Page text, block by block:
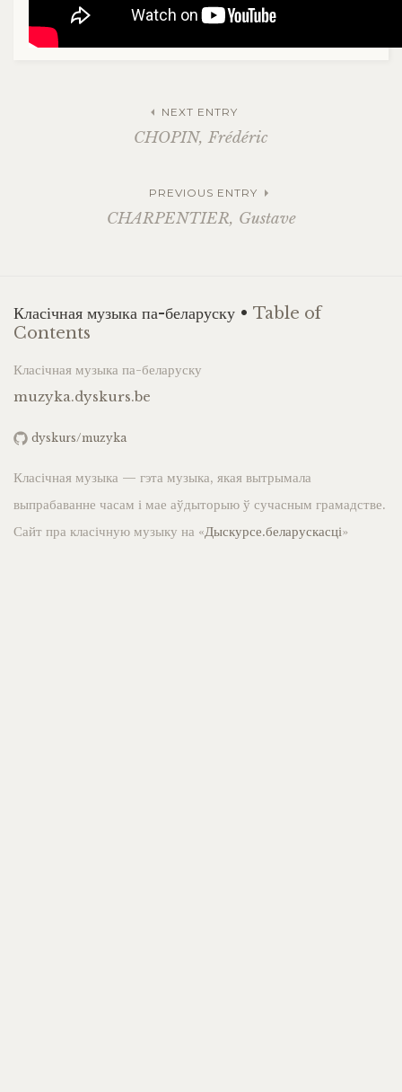
NEXT ENTRY
CHOPIN, Frédéric
PREVIOUS ENTRY
CHARPENTIER, Gustave
Класічная музыка па-беларуску • Table of
Contents
Класічная музыка па-беларуску
muzyka.dyskurs.be
dyskurs/muzyka
Класічная музыка — гэта музыка, якая вытрымала
выпрабаванне часам і мае аўдыторыю ў сучасным грамадстве.
Сайт пра класічную музыку на «Дыскурсе.беларускасці»